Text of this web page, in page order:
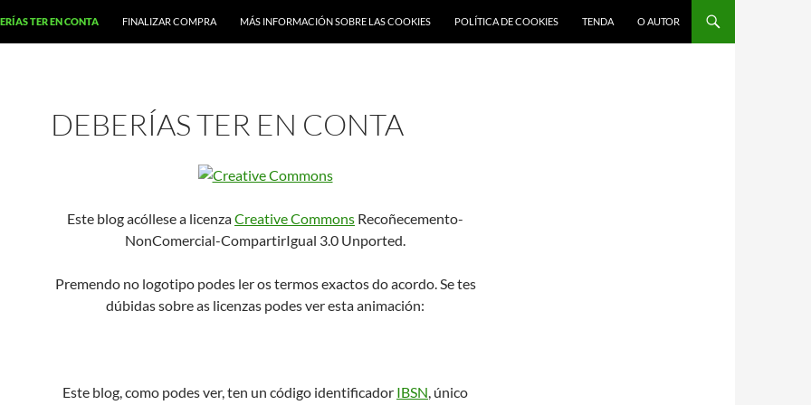
TER EN CONTA FINALIZAR COMPRA MÁS INFORMACIÓN SOBRE LAS COOKIES POLÍTICA DE COOKIES TENDA O AUTOR
DEBERÍAS TER EN CONTA
Este blog acóllese a licenzaCreative Commons Recoñecemento-
NonComercial-CompartirIgual 3.0 Unported.
Premendo no logotipo podes ler os termos exactos do acordo. Se tes
dúbidas sobre as licenzas podes ver esta animación:
Este blog, como podes ver, ten un código identificador IBSN, único